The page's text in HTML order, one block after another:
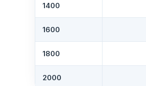
1400
1600
1800
2000